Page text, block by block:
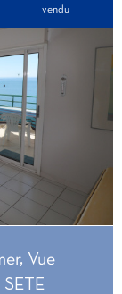
vendu
Vue